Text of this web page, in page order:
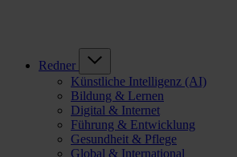
Redner
Künstliche Intelligenz (AI)
Bildung & Lernen
Digital & Internet
Führung & Entwicklung
Gesundheit & Pflege
Global & International